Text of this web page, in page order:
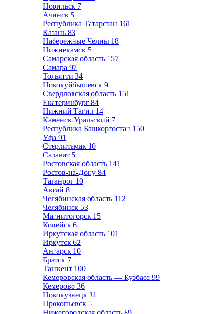
Норильск 7
Ачинск 5
Республика Татарстан 161
Казань 83
Набережные Челны 18
Нижнекамск 5
Самарская область 157
Самара 97
Тольятти 34
Новокуйбышевск 9
Свердловская область 151
Екатеринбург 84
Нижний Тагил 14
Каменск-Уральский 7
Республика Башкортостан 150
Уфа 91
Стерлитамак 10
Салават 5
Ростовская область 141
Ростов-на-Дону 84
Таганрог 10
Аксай 8
Челябинская область 112
Челябинск 53
Магнитогорск 15
Копейск 6
Иркутская область 101
Иркутск 62
Ангарск 10
Братск 7
Ташкент 100
Кемеровская область — Кузбасс 99
Кемерово 36
Новокузнецк 31
Прокопьевск 5
Нижегородская область 89